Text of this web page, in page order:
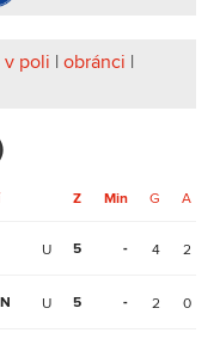
v poli | obránci |
Z Min G A
U 5 - 4 2
U 5 - 2 0